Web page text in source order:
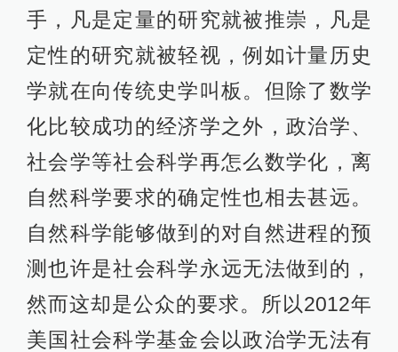
手，凡是定量的研究就被推崇，凡是
定性的研究就被轻视，例如计量历史
学就在向传统史学叫板。但除了数学
化比较成功的经济学之外，政治学、
社会学等社会科学再怎么数学化，离
自然科学要求的确定性也相去甚远。
自然科学能够做到的对自然进程的预
测也许是社会科学永远无法做到的，
然而这却是公众的要求。所以2012年
美国社会科学基金会以政治学无法有